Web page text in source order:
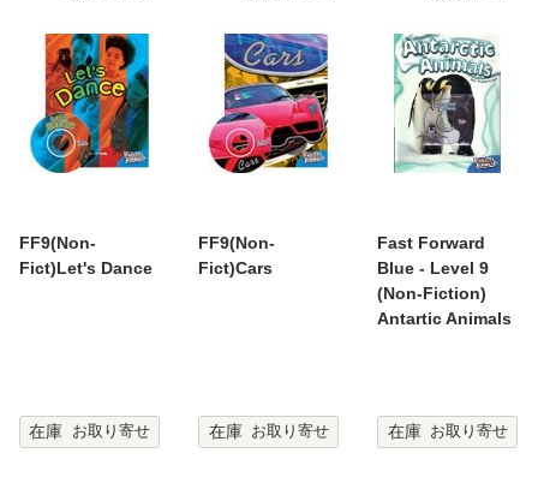
FF9(Non-
Fict)Let's Dance
在庫 お取り寄せ
FF9(Non-
Fict)Cars
在庫 お取り寄せ
Fast Forward
Blue - Level 9
(Non-Fiction)
Antartic Animals
在庫 お取り寄せ